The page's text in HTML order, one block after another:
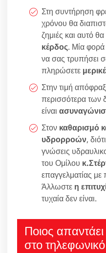
Στη συντήρηση
χρόνου θα
ζημιές και αυτό
κέρδος. Μία
να σας τρυπήσει
πληρώσετε
Στην τιμή
περισσότερα των
είναι
Στον καθαρισμό
υδρορροών,
γνώσεις
του Ομίλου
επαγγελματίας με
Άλλωστε η
τυχαία δεν είναι.
Ποιος
στο